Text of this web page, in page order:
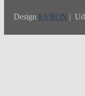
Design EVRON |